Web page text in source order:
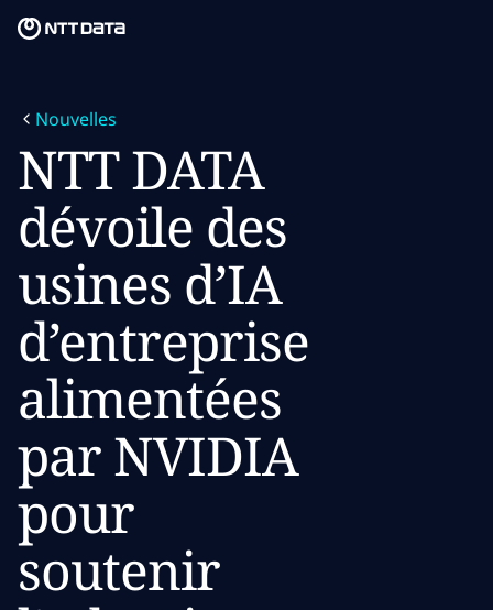
Ce que nous pensons
Qui nous sommes
Salle de presse
Carrières
Nouvelles
NTT DATA
dévoile des
usines d’IA
d’entreprise
alimentées
par NVIDIA
pour
soutenir